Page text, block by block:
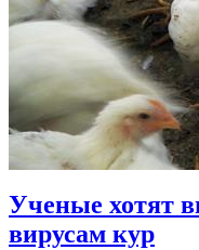
Ученые хотят
вирусам кур